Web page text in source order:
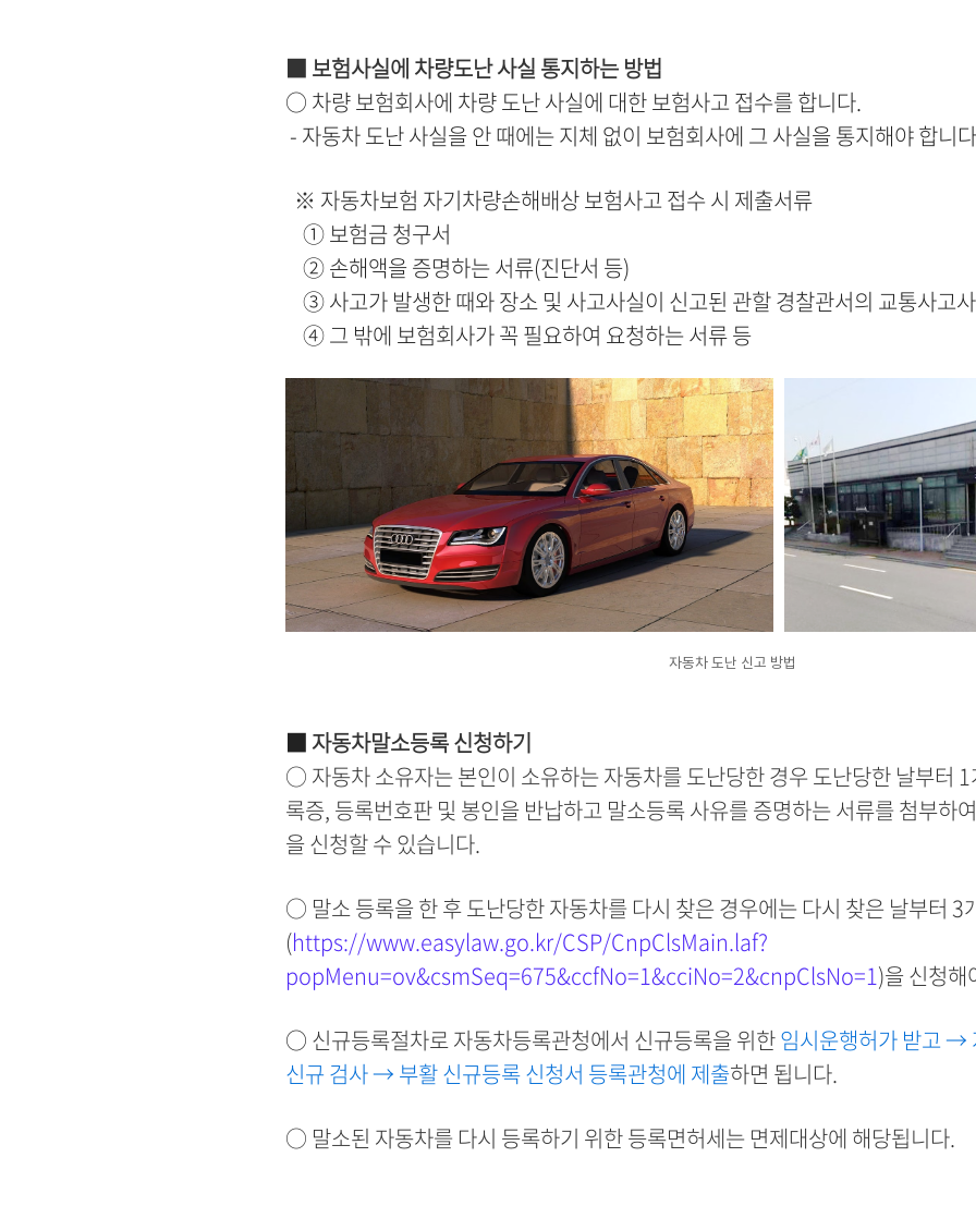
■ 보험사실에 차량도난 사실 통지하는 방법
○ 차량 보험회사에 차량 도난 사실에 대한 보험사고 접수를 합니다.
- 자동차 도난 사실을 안 때에는 지체 없이 보험회사에 그 사실을 통지해야 합니
※ 자동차보험 자기차량손해배상 보험사고 접수 시 제출서류
① 보험금 청구서
② 손해액을 증명하는 서류(진단서 등)
③ 사고가 발생한 때와 장소 및 사고사실이 신고된 관할 경찰관서의 교통사고
④ 그 밖에 보험회사가 꼭 필요하여 요청하는 서류 등
자동차 도난 신고 방법
■ 자동차말소등록 신청하기
○ 자동차 소유자는 본인이 소유하는 자동차를 도난당한 경우 도난당한 날부터
록증, 등록번호판 및 봉인을 반납하고 말소등록 사유를 증명하는 서류를 첨부하
을 신청할 수 있습니다.
○ 말소 등록을 한 후 도난당한 자동차를 다시 찾은 경우에는 다시 찾은 날부터 3
(https://www.easylaw.go.kr/CSP/CnpClsMain.laf?
popMenu=ov&csmSeq=675&ccfNo=1&cciNo=2&cnpClsNo=1)을 신청
○ 신규등록절차로 자동차등록관청에서 신규등록을 위한임시운행허가 받고 →
신규 검사 → 부활 신규등록 신청서 등록관청에 제출하면 됩니다.
○ 말소된 자동차를 다시 등록하기 위한 등록면허세는 면제대상에 해당됩니다.